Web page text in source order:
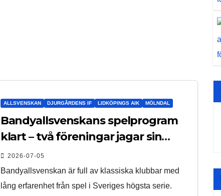
ALLSVENSKAN DJURGÅRDENS IF LIDKÖPINGS AIK MÖLNDAL
Bandyallsvenskans spelprogram
klart – två föreningar jagar sin
elitseriesäsong
2026-07-05
Bandyallsvenskan är full av klassiska klubbar med
lång erfarenhet från spel i Sveriges högsta serie.